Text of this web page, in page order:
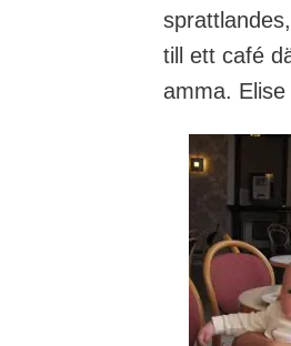
till ett café
amma.